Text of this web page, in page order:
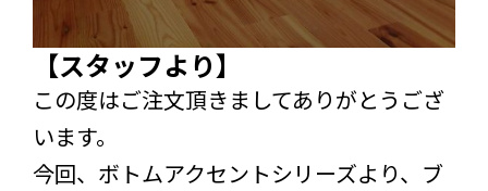
【スタッフより】
この度はご注文頂きましてありがとうござ
います。
今回、ボトムアクセントシリーズより、ブ